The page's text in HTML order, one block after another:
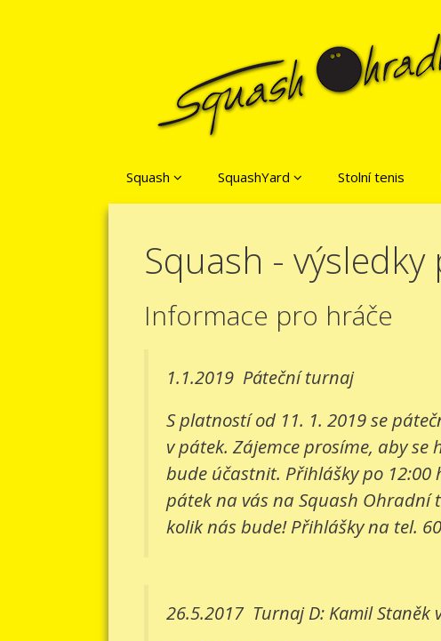
Squash SquashYard Stolní tenis
Squash -
Informace pro hráče
1.1.2019 Páteční turnaj
S platností od 11. 1. 2019 se
v pátek. Zájemce prosíme, aby
bude účastnit. Přihlášky po
pátek na vás na Squash Ohradní
kolik nás bude! Přihlášky na tel.
26.5.2017 Turnaj D: Kamil Staněk